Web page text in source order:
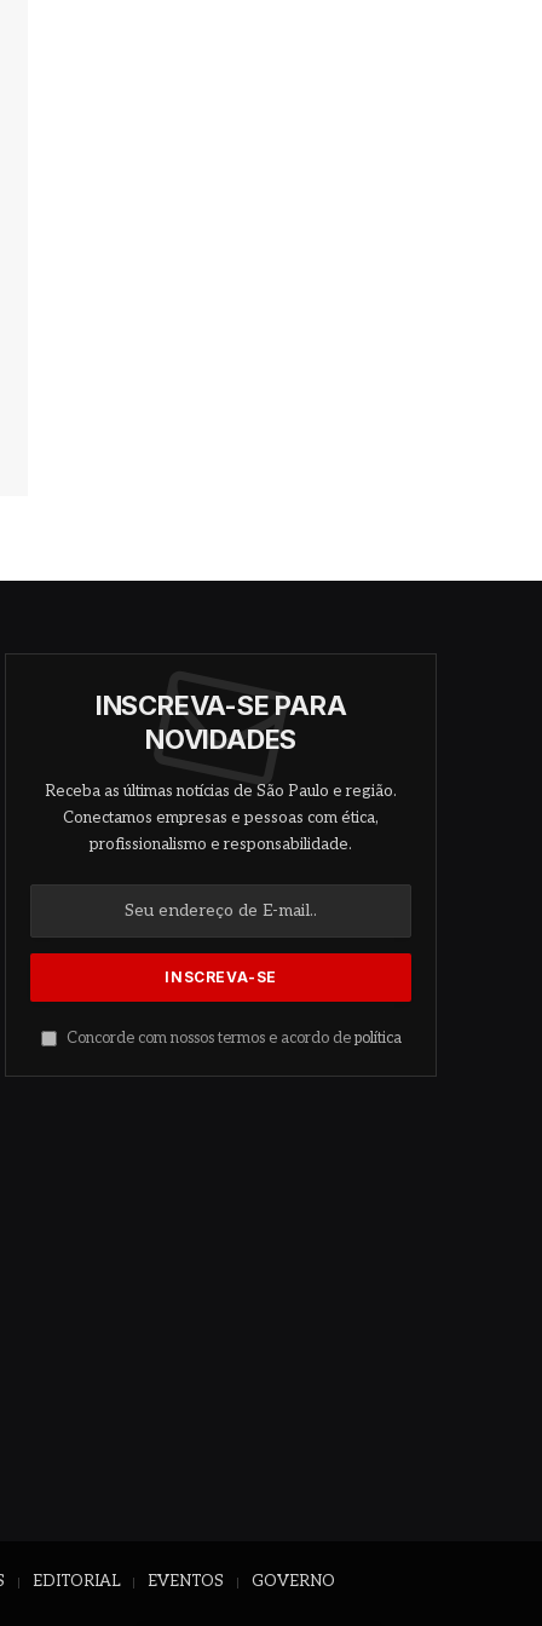
INSCREVA-SE PARA
NOVIDADES
Receba as últimas notícias de São Paulo e região.
Conectamos empresas e pessoas com ética,
profissionalismo e responsabilidade.
Concorde com nossos termos e acordo de política
EDITORIAL EVENTOS
GOVERNO